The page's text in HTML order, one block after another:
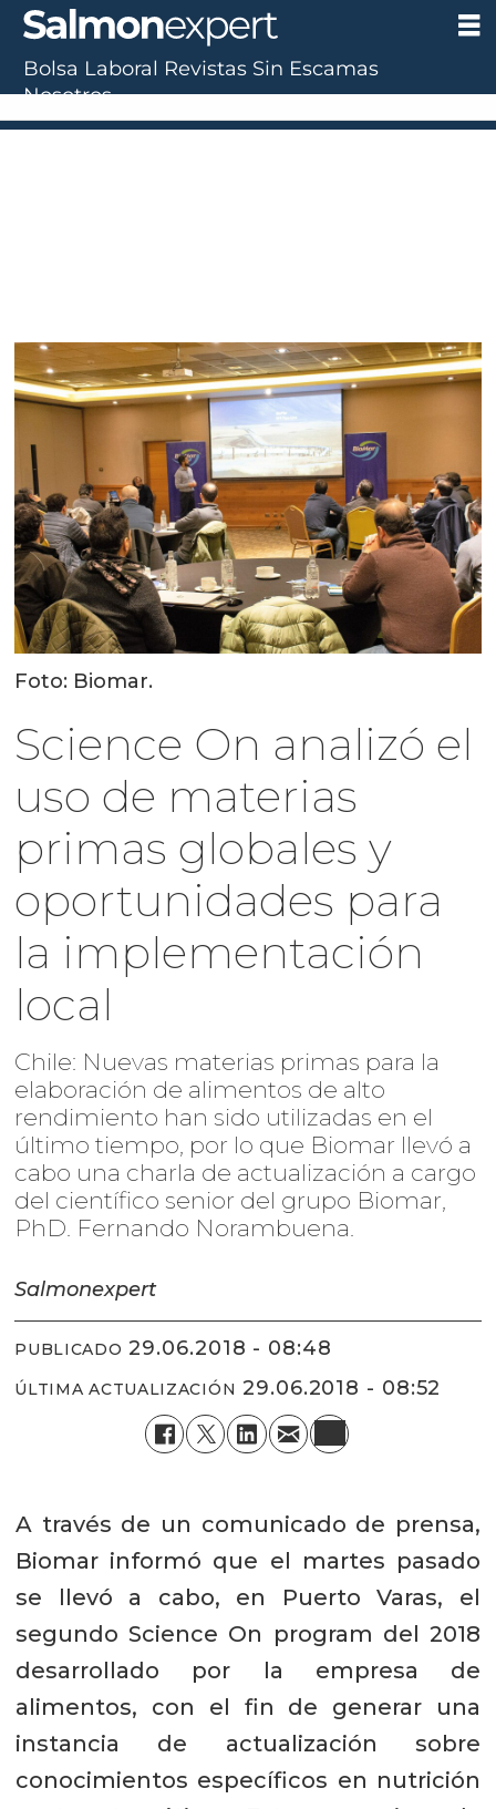
Foto: Biomar.
Science On analizó el
uso de materias
primas globales y
oportunidades para
la implementación
local
Chile: Nuevas materias primas para la
elaboración de alimentos de alto
rendimiento han sido utilizadas en el
último tiempo, por lo que Biomar llevó a
cabo una charla de actualización a cargo
del científico senior del grupo Biomar,
PhD. Fernando Norambuena.
Salmonexpert
PUBLICADO 29.06.2018 - 08:48
ÚLTIMA ACTUALIZACIÓN 29.06.2018 - 08:52
A través de un comunicado de prensa,
Biomar informó que el martes pasado
se llevó a cabo, en Puerto Varas, el
segundo Science On program del 2018
desarrollado por la empresa de
alimentos, con el fin de generar una
instancia de actualización sobre
conocimientos específicos en nutrición
Bolsa Laboral Revistas Sin Escamas
Nosotros